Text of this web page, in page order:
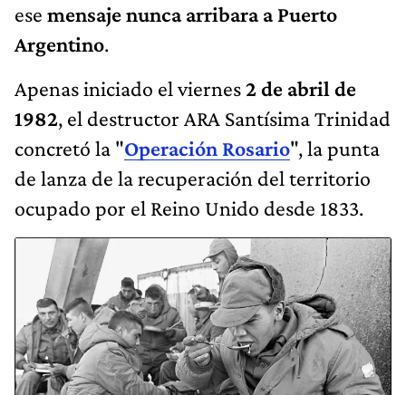
ese mensaje nunca arribara a Puerto
Argentino.
Apenas iniciado el viernes2 de abril de
1982, el destructor ARA Santísima Trinidad
concretó la "Operación Rosario", la punta
de lanza de la recuperación del territorio
ocupado por el Reino Unido desde 1833.